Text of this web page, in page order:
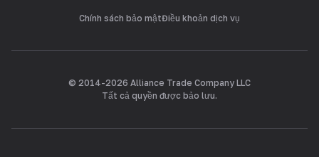
Chính sách bảo mậtĐiều khoản dịch vụ
© 2014-2026 Alliance Trade Company LLC
Tất cả quyền được bảo lưu.